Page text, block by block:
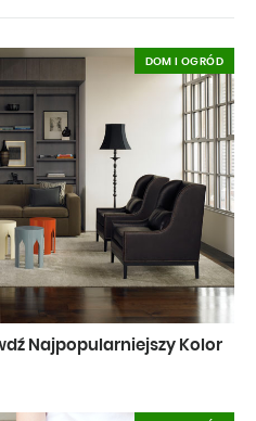
Najpopularniejszy Kolor
DOM I OGRÓD